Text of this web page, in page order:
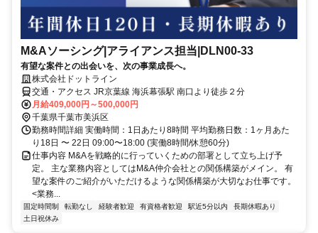
M&Aソーシング|アライアンス担当|DLN00-33
有望な案件との出会いを、次の事業成長へ。
株式会社ドットライン
交通・アクセス JR京葉線 海浜幕張駅 南口より徒歩２分
月給409,000円～500,000円
千葉県千葉市美浜区
勤務時間詳細 実働時間：1日あたり8時間 平均勤務日数：1ヶ月あた
り18日 〜 22日 09:00〜18:00 (実働8時間/休憩60分)
仕事内容 M&Aを戦略的に行っていくための部署として立ち上げ予
定。 主な業務内容としてはM&A仲介会社との関係構築がメイン。 有
望な案件のご紹介がいただけるような関係構築が大切なお仕事です。
<業務...
固定時間制 転勤なし 経験者歓迎 有資格者歓迎 駅近5分以内
長期休暇あり
土日祝休み